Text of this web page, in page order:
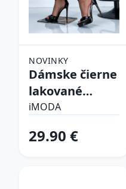
NOVINKY
Dámske čierne
lakované
sandálky
iMODA
29.90 €